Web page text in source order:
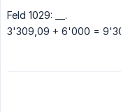
Feld 1029: __.
3'309,09 + 6'000 =